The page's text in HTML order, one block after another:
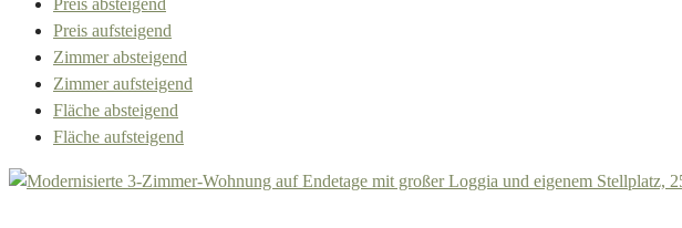
Preis aufsteigend
Zimmer absteigend
Zimmer aufsteigend
Fläche absteigend
Fläche aufsteigend